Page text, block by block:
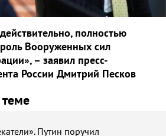
полностью
Вооруженных сил
– заявил пресс-
России Дмитрий Песков
Путин поручил